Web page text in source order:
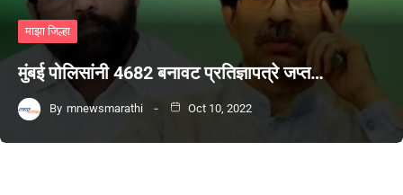
माझा जिल्हा
मुंबई पोलिसांनी 4682 बनावट प्रतिज्ञापत्रे जप्त…
By mnewsmarathi Oct 10, 2022